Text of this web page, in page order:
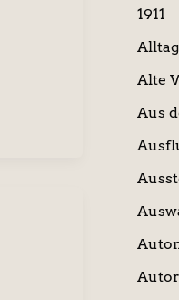
h
1911
Alte
Aus
Autor